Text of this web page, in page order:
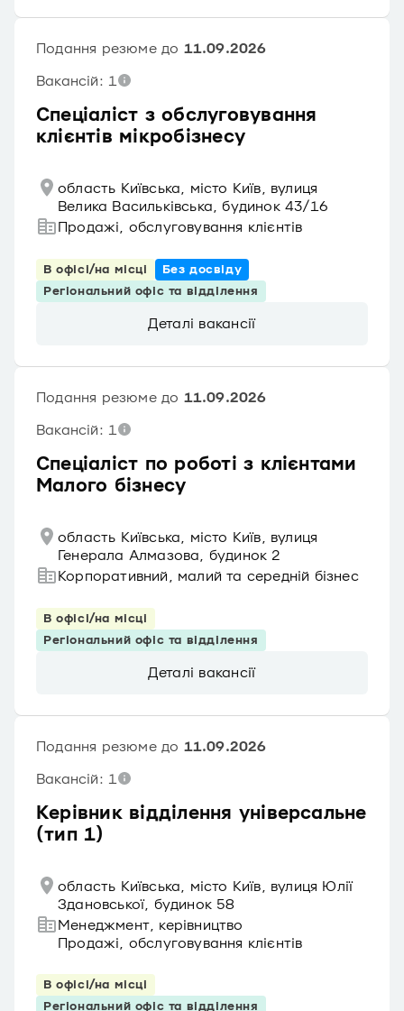
Спеціаліст з обслуговування
клієнтів мікробізнесу
Подання резюме до 11.09.2026
Вакансій: 1
область Київська, місто Київ, вулиця
Велика Васильківська, будинок 43/16
Продажі, обслуговування клієнтів
В офісі/на місці
Без досвіду
Регіональний офіс та відділення
Деталі вакансії
Спеціаліст по роботі з клієнтами
Малого бізнесу
Подання резюме до 11.09.2026
Вакансій: 1
область Київська, місто Київ, вулиця
Генерала Алмазова, будинок 2
Корпоративний, малий та середній бізнес
В офісі/на місці
Регіональний офіс та відділення
Деталі вакансії
Керівник відділення універсальне
(тип 1)
Подання резюме до 11.09.2026
Вакансій: 1
область Київська, місто Київ, вулиця Юлії
Здановської, будинок 58
Менеджмент, керівництво
Продажі, обслуговування клієнтів
В офісі/на місці
Регіональний офіс та відділення